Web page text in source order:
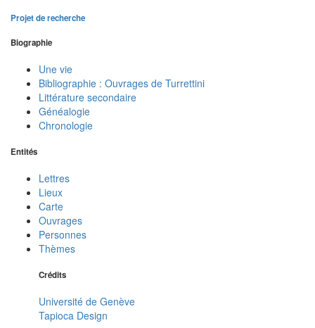
Projet de recherche
Biographie
Une vie
Bibliographie : Ouvrages de Turrettini
Littérature secondaire
Généalogie
Chronologie
Entités
Lettres
Lieux
Carte
Ouvrages
Personnes
Thèmes
Crédits
Université de Genève
Tapioca Design